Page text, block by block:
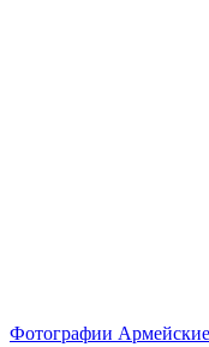
Фотографии